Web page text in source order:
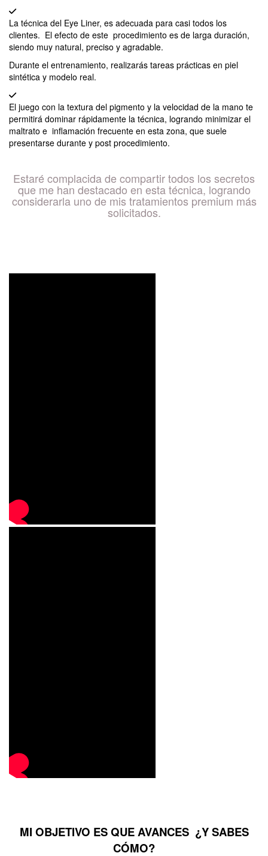
La técnica del Eye Liner, es adecuada para casi todos los
clientes. El efecto de este procedimiento es de larga duración,
siendo muy natural, preciso y agradable.
Durante el entrenamiento, realizarás tareas prácticas en piel
sintética y modelo real.
El juego con la textura del pigmento y la velocidad de la mano te
permitirá dominar rápidamente la técnica, logrando minimizar el
maltrato e inflamación frecuente en esta zona, que suele
presentarse durante y post procedimiento.
Estaré complacida de compartir todos los secretos
que me han destacado en esta técnica, logrando
considerarla uno de mis tratamientos premium más
solicitados.
MI OBJETIVO ES QUE AVANCES ¿Y SABES
CÓMO?